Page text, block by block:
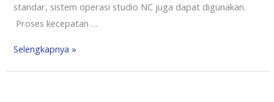
standar, sistem operasi studio NC juga dapat digunakan.
Proses kecepatan …
Selengkapnya »